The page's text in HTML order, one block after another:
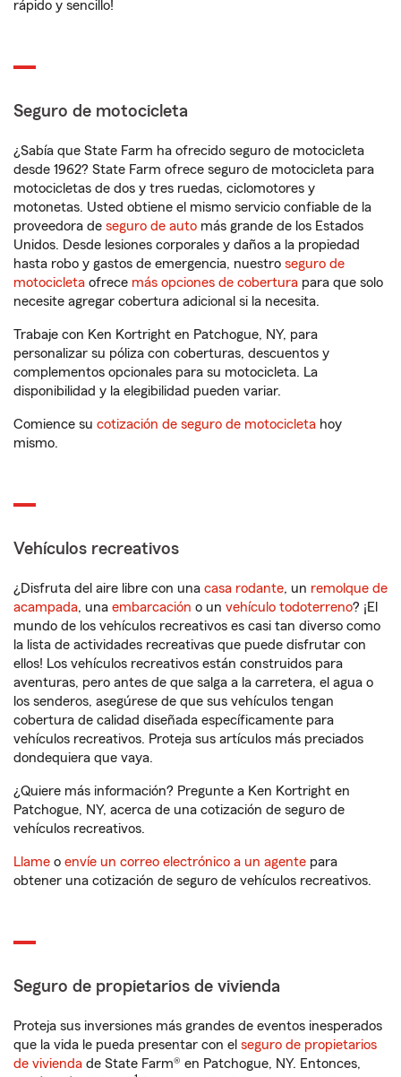
rápido y sencillo!
Seguro de motocicleta
¿Sabía que State Farm ha ofrecido seguro de motocicleta
desde 1962? State Farm ofrece seguro de motocicleta para
motocicletas de dos y tres ruedas, ciclomotores y
motonetas. Usted obtiene el mismo servicio confiable de la
proveedora de seguro de auto más grande de los Estados
Unidos. Desde lesiones corporales y daños a la propiedad
hasta robo y gastos de emergencia, nuestro seguro de
motocicleta ofrece más opciones de cobertura para que solo
necesite agregar cobertura adicional si la necesita.
Trabaje con Ken Kortright en Patchogue, NY, para
personalizar su póliza con coberturas, descuentos y
complementos opcionales para su motocicleta. La
disponibilidad y la elegibilidad pueden variar.
Comience su cotización de seguro de motocicleta hoy
mismo.
Vehículos recreativos
¿Disfruta del aire libre con una casa rodante, un remolque de
acampada, una embarcación o un vehículo todoterreno? ¡El
mundo de los vehículos recreativos es casi tan diverso como
la lista de actividades recreativas que puede disfrutar con
ellos! Los vehículos recreativos están construidos para
aventuras, pero antes de que salga a la carretera, el agua o
los senderos, asegúrese de que sus vehículos tengan
cobertura de calidad diseñada específicamente para
vehículos recreativos. Proteja sus artículos más preciados
dondequiera que vaya.
¿Quiere más información? Pregunte a Ken Kortright en
Patchogue, NY, acerca de una cotización de seguro de
vehículos recreativos.
Llame o envíe un correo electrónico a un agente para
obtener una cotización de seguro de vehículos recreativos.
Seguro de propietarios de vivienda
Proteja sus inversiones más grandes de eventos inesperados
que la vida le pueda presentar con el seguro de propietarios
de vivienda de State Farm® en Patchogue, NY. Entonces,